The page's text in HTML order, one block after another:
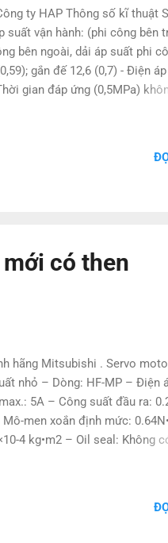
ty HAP Thông số kĩ thuật
vận hành: (phi công bên
bên ngoài, dải áp suất phi
gắn đế 12,6 (0,7) - Điện
gian đáp ứng (0,5MPa)
C4 ,SY3320-5LOZ-N3,
5LZ-C6,SY5120-3YO-
5LZD C4 ,SY5120 4D 01, Công
có then
hãng Mitsubishi . Servo
nhỏ – Dòng: HF-MP – Điện
5A – Công suất đầu ra:
men xoắn định mức:
4 kg•m2 – Oil seal: Không
HFMP23G1, HF-MP43G1, HF-
HF-MP73BG1, HF-
HF-MP13BG5, HF-